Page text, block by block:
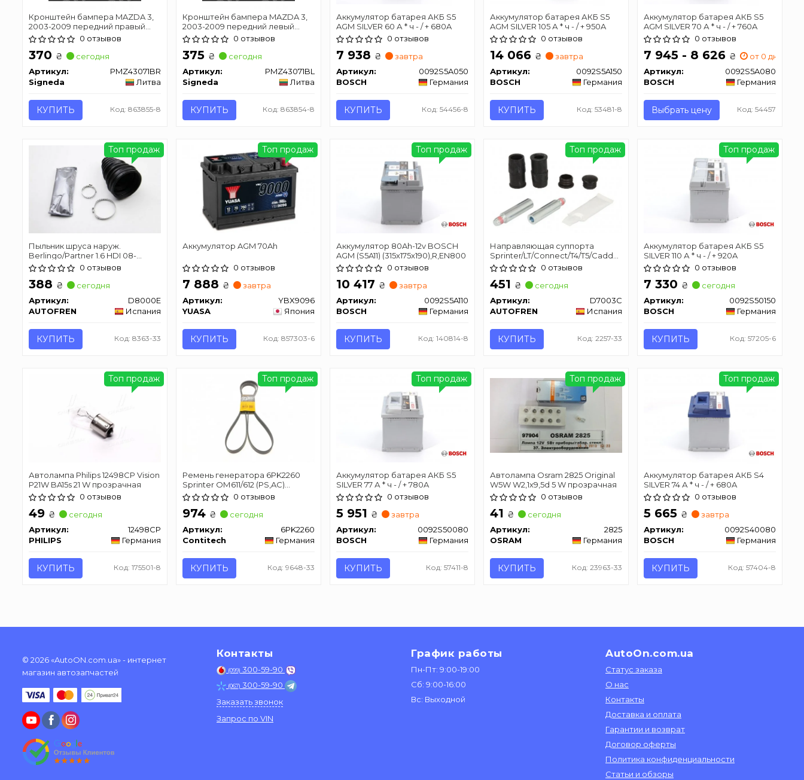
Кронштейн бампера MAZDA 3,
2003-2009 передний правый
(седан, универсал)0 отзывов
370 ₴
сегодня
Артикул:
PMZ43071BR
Signeda
Литва
КУПИТЬ Код: 863855-8
Кронштейн бампера MAZDA 3,
2003-2009 передний левый
(седан, универсал)0 отзывов
375 ₴
сегодня
Артикул:
PMZ43071BL
Signeda
Литва
КУПИТЬ Код: 863854-8
Аккумулятор батарея АКБ S5
AGM SILVER 60 А * ч - / + 680A
0 отзывов
7 938 ₴
завтра
Артикул:
0092S5A050
BOSCH
Германия
КУПИТЬ Код: 54456-8
Аккумулятор батарея АКБ S5
AGM SILVER 105 А * ч - / + 950A
0 отзывов
14 066 ₴
завтра
Артикул:
0092S5A150
BOSCH
Германия
КУПИТЬ Код: 53481-8
Аккумулятор батарея АКБ S5
AGM SILVER 70 А * ч - / + 760A
0 отзывов
7 945 - 8 626 ₴
от 0 дн.
Артикул:
0092S5A080
BOSCH
Германия
Выбрать цену Код: 54457
Пыльник шруса наруж.
Berlingo/Partner 1.6 HDI 08-
AUTOFREN SEINSA D8000E
0 отзывов
388 ₴
сегодня
Артикул:
D8000E
AUTOFREN
Испания
КУПИТЬ Код: 8363-33
Топ продаж
Аккумулятор AGM 70Ah
0 отзывов
7 888 ₴
завтра
Артикул:
YBX9096
YUASA
Япония
КУПИТЬ Код: 857303-6
Топ продаж
Аккумулятор 80Ah-12v BOSCH
AGM (S5A11) (315x175x190),R,EN800
0 отзывов
10 417 ₴
завтра
Артикул:
0092S5A110
BOSCH
Германия
КУПИТЬ Код: 140814-8
Топ продаж
Направляющая суппорта
Sprinter/LT/Connect/T4/T5/Caddy
III (к-кт) AUTOFREN SEINSA
D7003C
0 отзывов
451 ₴
сегодня
Артикул:
D7003C
AUTOFREN
Испания
КУПИТЬ Код: 2257-33
Топ продаж
Аккумулятор батарея АКБ S5
SILVER 110 А * ч - / + 920A
0 отзывов
7 330 ₴
сегодня
Артикул:
0092S50150
BOSCH
Германия
КУПИТЬ Код: 57205-6
Топ продаж
Автолампа Philips 12498CP Vision
P21W BA15s 21 W прозрачная
0 отзывов
49 ₴
сегодня
Артикул:
12498CP
PHILIPS
Германия
КУПИТЬ Код: 175501-8
Топ продаж
Ремень генератора 6PK2260
Sprinter ОМ611/612 (PS,AC)
CONTITECH 6PK2260
0 отзывов
974 ₴
сегодня
Артикул:
6PK2260
Contitech
Германия
КУПИТЬ Код: 9648-33
Топ продаж
Аккумулятор батарея АКБ S5
SILVER 77 А * ч - / + 780A
0 отзывов
5 951 ₴
завтра
Артикул:
0092S50080
BOSCH
Германия
КУПИТЬ Код: 57411-8
Топ продаж
Автолампа Osram 2825 Original
W5W W2,1x9,5d 5 W прозрачная
0 отзывов
41 ₴
сегодня
Артикул:
2825
OSRAM
Германия
КУПИТЬ Код: 23963-33
Топ продаж
Аккумулятор батарея АКБ S4
SILVER 74 А * ч - / + 680A
0 отзывов
5 665 ₴
завтра
Артикул:
0092S40080
BOSCH
Германия
КУПИТЬ Код: 57404-8
Топ продаж
© 2026 «AutoON.com.ua» - интернет
магазин автозапчастей
Контакты
(099) 300-59-90
(067) 300-59-90
Заказать звонок
Запрос по VIN
График работы
Пн-Пт: 9:00-19:00
Сб: 9:00-16:00
Вс: Выходной
AutoOn.com.ua
Статус заказа
О нас
Контакты
Доставка и оплата
Гарантии и возврат
Договор оферты
Политика конфиденциальности
Статьи и обзоры